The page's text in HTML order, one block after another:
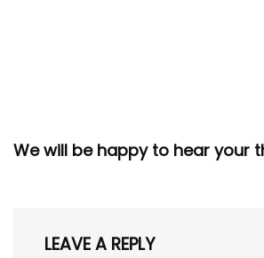
We will be happy to hear your
LEAVE A REPLY